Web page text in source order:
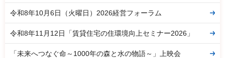
令和8年10月6日（火曜日）2026経営フォーラム
令和8年11月12日「賃貸住宅の住環境向上セミナー2026」
「未来へつなぐ命～1000年の森と水の物語～」上映会